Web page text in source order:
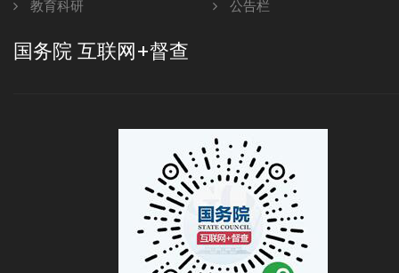
教育科研
公告栏
国务院 互联网+督查